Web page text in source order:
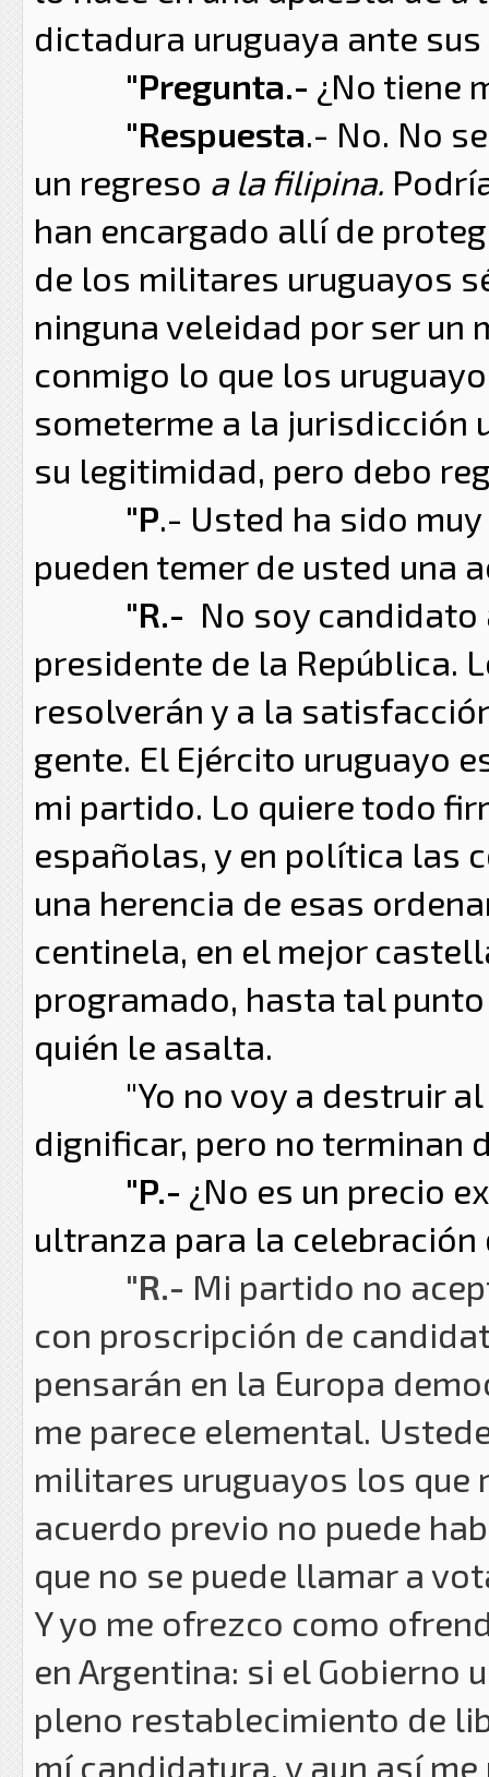
dictadura uruguaya ante
"Pregunta.- ¿No tiene
"Respuesta.- No. No
un regreso a la filipina.
han encargado allí de
de los militares uruguayos
ninguna veleidad por ser un
conmigo lo que los
someterme a la jurisdicción
su legitimidad, pero debo
"P.- Usted ha sido
pueden temer de usted una
"R.- No soy candidato
presidente de la República.
resolverán y a la
gente. El Ejército uruguayo
mi partido. Lo quiere todo
españolas, y en política las
una herencia de esas
centinela, en el mejor
programado, hasta tal
quién le asalta.
"Yo no voy a destruir al
dignificar, pero no terminan
"P.- ¿No es un precio
ultranza para la celebración
"R.- Mi partido no
con proscripción de
pensarán en la Europa
me parece elemental.
militares uruguayos los que
acuerdo previo no puede
que no se puede llamar a
Y yo me ofrezco como
en Argentina: si el Gobierno
pleno restablecimiento de
mí candidatura, y aun así